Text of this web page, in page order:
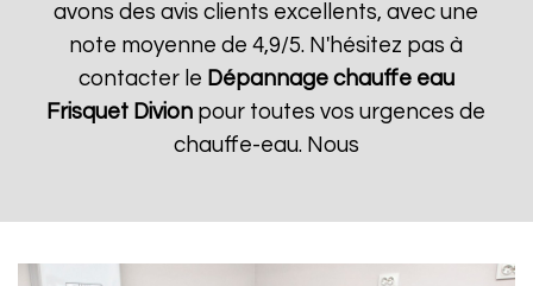
avons des avis clients excellents, avec une
note moyenne de 4,9/5. N'hésitez pas à
contacter le Dépannage chauffe eau
Frisquet Divion pour toutes vos urgences de
chauffe-eau. Nous